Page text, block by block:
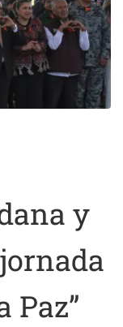
y
Paz”